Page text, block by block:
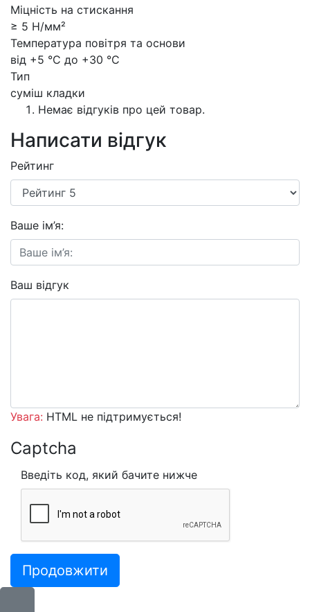
Міцність на стискання
≥ 5 Н/мм²
Температура повітря та основи
від +5 °С до +30 °С
Тип
суміш кладки
Немає відгуків про цей товар.
Написати відгук
Рейтинг
Ваше ім’я:
Ваш відгук
Увага: HTML не підтримується!
Captcha
Введіть код, який бачите нижче
Продовжити